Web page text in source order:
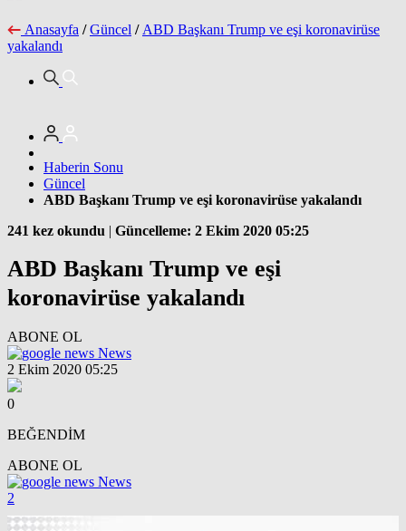
Anasayfa / Güncel / ABD Başkanı Trump ve eşi koronavirüse
yakalandı
Haberin Sonu
Güncel
ABD Başkanı Trump ve eşi koronavirüse yakalandı
241 kez okundu | Güncelleme: 2 Ekim 2020 05:25
ABD Başkanı Trump ve eşi
koronavirüse yakalandı
ABONE OL
News
2 Ekim 2020 05:25
0
BEĞENDİM
ABONE OL
News
2